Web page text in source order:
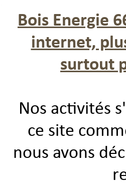
Bois Energie
internet,
surtout
Nos activités
ce site
nous avons